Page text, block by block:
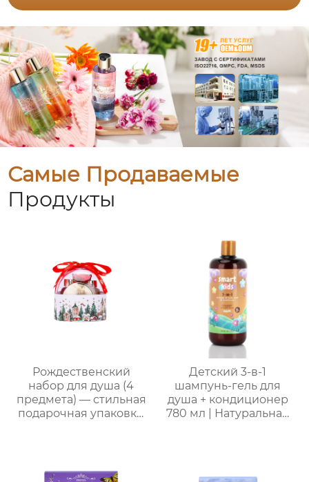
Самые Продаваемые
Продукты
Рождественский
набор для душа (4
предмета) — стильная
подарочная упаковка,
Детский 3-в-1
шампунь-гель для
душа + кондиционер
780 мл | Натуральная